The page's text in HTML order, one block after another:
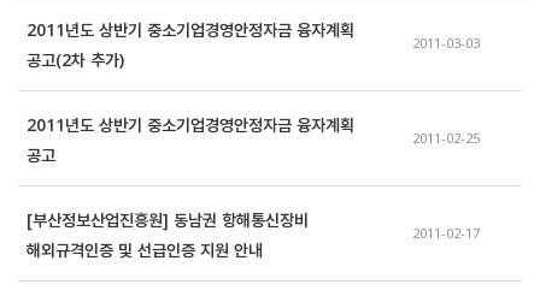
2011년도 상반기 중소기업경영안정자금 융자계획
공고(2차 추가)
2011-03-03
2011년도 상반기 중소기업경영안정자금 융자계획
공고
2011-02-25
[부산정보산업진흥원] 동남권 항해통신장비
해외규격인증 및 선급인증 지원 안내
2011-02-17